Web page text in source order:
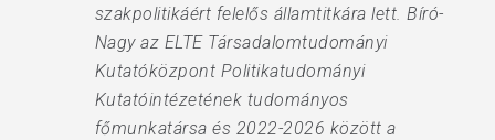
szakpolitikáért felelős államtitkára lett. Bíró-
Nagy az ELTE Társadalomtudományi
Kutatóközpont Politikatudományi
Kutatóintézetének tudományos
főmunkatársa és 2022-2026 között a